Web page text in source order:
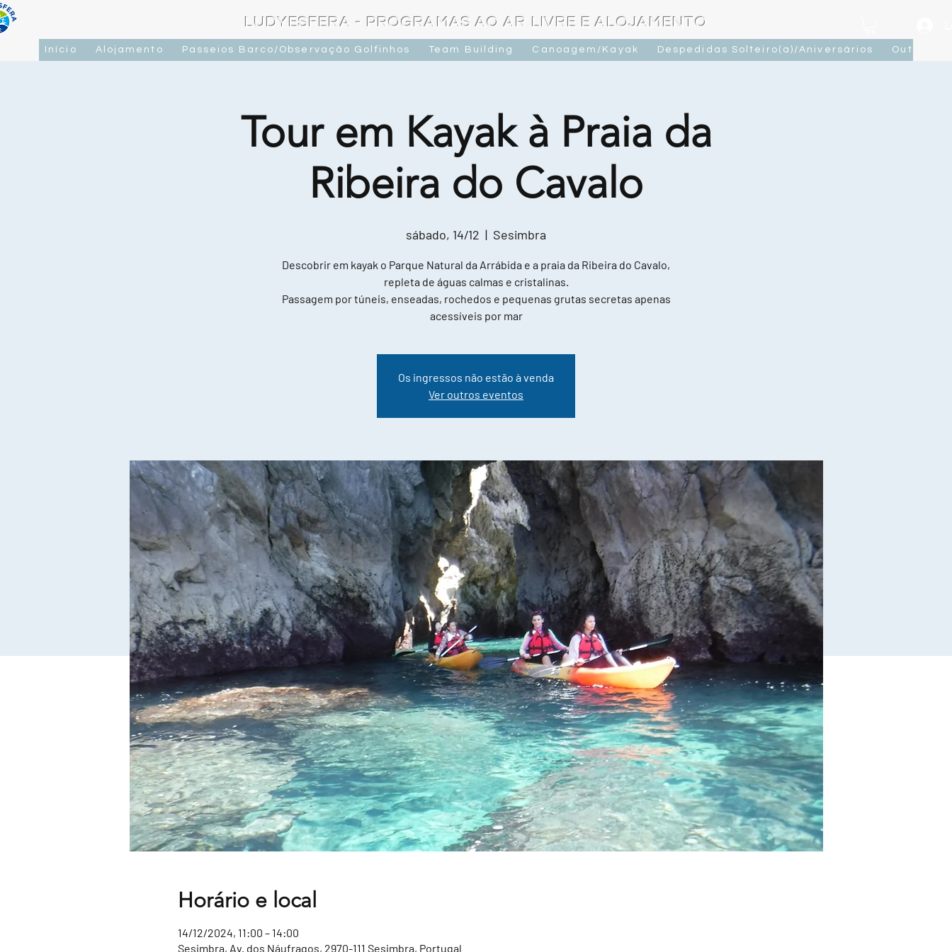
LUDYESFERA - PROGRAMAS AO AR LIVRE E ALOJAMENTO
Início Alojamento Passeios Barco/Observação Golfinhos Team Building Canoagem/Kayak Despedidas Solteiro(a)/Aniversários Outras
Tour em Kayak à Praia da
Ribeira do Cavalo
sábado, 14/12
  |
Sesimbra
Descobrir em kayak o Parque Natural da Arrábida e a praia da Ribeira do Cavalo,
repleta de águas calmas e cristalinas.
Passagem por túneis, enseadas, rochedos e pequenas grutas secretas apenas
acessíveis por mar
Os ingressos não estão à venda
Ver outros eventos
Horário e local
14/12/2024, 11:00 – 14:00
Sesimbra, Av. dos Náufragos, 2970-111 Sesimbra, Portugal